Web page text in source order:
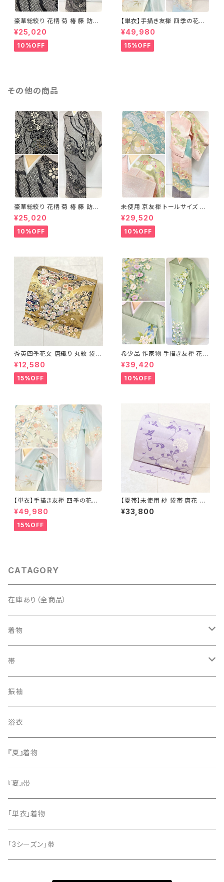
豪華総絞り 花柄 菊 椿 藤 訪問
着 鹿の子絞り ラメ 正絹 黒 白
グレー 1435
¥25,020
10%OFF
【単衣】手描き友禅 四季の花々
正絹 訪問着 水色 黄緑 白 パス
テルカラー 1431
¥49,980
15%OFF
その他の商品
豪華総絞り 花柄 菊 椿 藤 訪問
着 鹿の子絞り ラメ 正絹 黒 白
グレー 1435
¥25,020
10%OFF
未使用 京友禅 トールサイズ 染
め分け 金彩 訪問着 袷 正絹 ピ
ンク 黄緑 紫 黄色 1438
¥29,520
10%OFF
秀英四季花文 唐織り 丸紋 袋帯
正絹 金糸 ゴールド 紺 ピンク 7
05
¥12,580
15%OFF
希少品 作家物 手描き友禅 花鳥
文 椿 沈丁花 訪問着 正絹 袷 黄
緑 青 白 1418
¥39,420
10%OFF
【単衣】手描き友禅 四季の花々
正絹 訪問着 水色 黄緑 白 パス
テルカラー 1431
¥49,980
15%OFF
【夏帯】未使用 紗 袋帯 唐花 正
絹 紫 白 淡藤色 729
¥33,800
CATAGORY
在庫あり（全商品）
着物
訪問着・付下げ
紬
色無地
小紋
留袖
帯
袋帯
名古屋帯
振袖
浴衣
『夏』着物
『夏』帯
「単衣」着物
「3シーズン」帯